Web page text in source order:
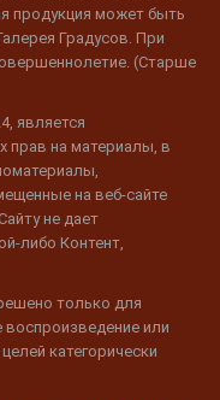
продукция может быть
Градусов. При
(Старше
является
прав на материалы, в
на веб-сайте
не дает
либо Контент,
только для
воспроизведение или
категорически